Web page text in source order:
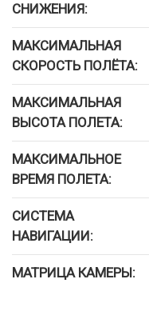
СНИЖЕНИЯ:
МАКСИМАЛЬНАЯ
СКОРОСТЬ ПОЛЁТА:
МАКСИМАЛЬНАЯ
ВЫСОТА ПОЛЕТА:
МАКСИМАЛЬНОЕ
ВРЕМЯ ПОЛЕТА:
СИСТЕМА
НАВИГАЦИИ:
МАТРИЦА КАМЕРЫ: